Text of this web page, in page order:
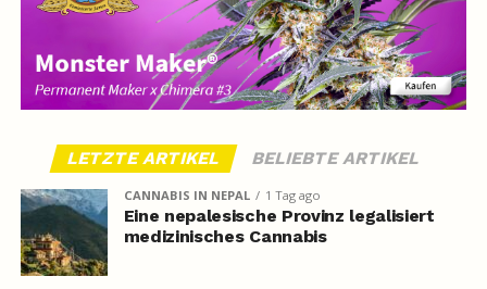
LETZTE ARTIKEL BELIEBTE ARTIKEL
CANNABIS IN NEPAL 1 Tag ago
Eine nepalesische Provinz legalisiert
medizinisches Cannabis